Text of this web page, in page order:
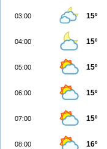
03:00 15º
04:00 15º
05:00 15º
06:00 15º
07:00 15º
08:00 16º